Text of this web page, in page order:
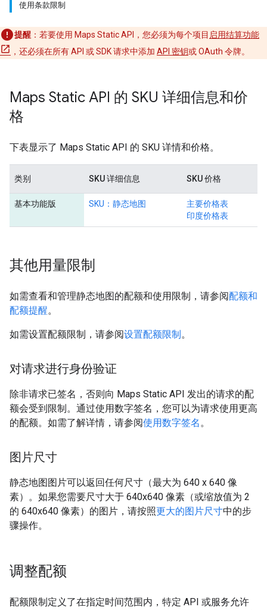
使用条款限制
提醒 ：若要使用 Maps Static API，您必须为每个项目 启用结算功能
，还必须在所有 API 或 SDK 请求中添加 API 密钥或 OAuth 令牌。
Maps Static API 的 SKU 详细信息和价
格
下表显示了 Maps Static API 的 SKU 详情和价格。
类别 SKU 详细信息 SKU 价格
基本功能版 SKU：静态地图
主要价格表
印度价格表
其他用量限制
如需查看和管理静态地图的配额和使用限制，请参阅配额和
配额提醒。
如需设置配额限制，请参阅设置配额限制。
对请求进行身份验证
除非请求已签名，否则向 Maps Static API 发出的请求的配
额会受到限制。通过使用数字签名，您可以为请求使用更高
的配额。如需了解详情，请参阅使用数字签名。
图片尺寸
静态地图图片可以返回任何尺寸（最大为 640 x 640 像
素）。如果您需要尺寸大于 640x640 像素（或缩放值为 2
的 640x640 像素）的图片，请按照更大的图片尺寸中的步
骤操作。
调整配额
配额限制定义了在指定时间范围内，特定 API 或服务允许